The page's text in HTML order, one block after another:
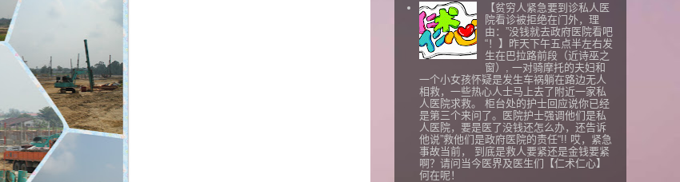
【贫穷人紧急要到诊私人医
院看诊被拒绝在门外，理
由：”没钱就去政府医院看吧
“！】昨天下午五点半左右发
生在巴拉路前段（近诗巫之
窗）, 一对骑摩托的夫妇和
一个小女孩怀疑是发生车祸躺在路边无人
相救，一些热心人士马上去了附近一家私
人医院求救。 柜台处的护士回应说你已经
是第三个来问了。医院护士强调他们是私
人医院，要是医了没钱还怎么办，还告诉
他说”救他们是政府医院的责任“!! 哎，紧急
事故当前， 到底是救人要紧还是金钱要紧
啊？请问当今医界及医生们【仁术仁心】
何在呢！